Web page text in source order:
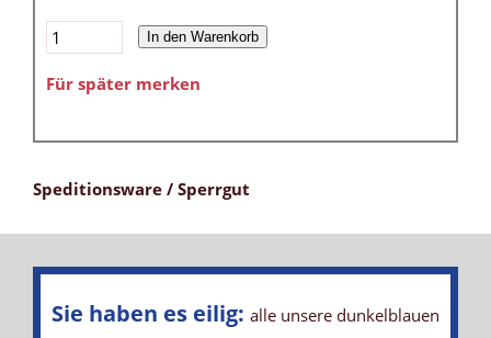
In den Warenkorb
Für später merken
Speditionsware / Sperrgut
Sie haben es eilig: alle unsere dunkelblauen